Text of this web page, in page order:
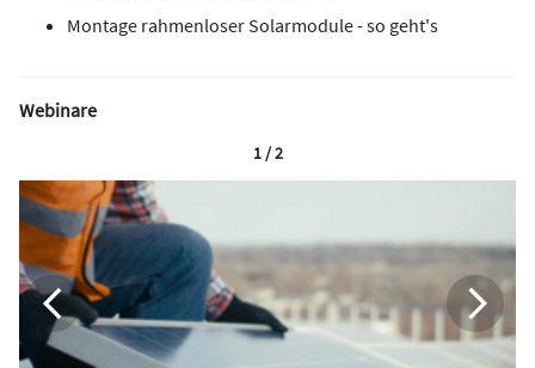
Montage rahmenloser Solarmodule - so geht's
Webinare
1 / 2